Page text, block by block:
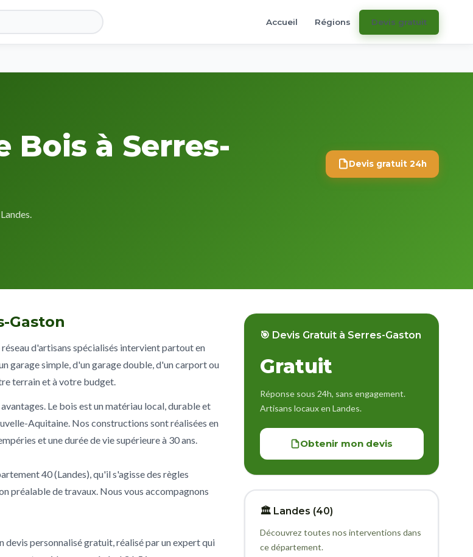
Accueil Régions Devis gratuit
Bois à Serres-
Devis gratuit 24h
Gaston
d'artisans spécialisés intervient partout en
garage simple, d'un garage double, d'un carport ou
terrain et à votre budget.
Le bois est un matériau local, durable et
Aquitaine. Nos constructions sont réalisées en
et une durée de vie supérieure à 30 ans.
40 (Landes), qu'il s'agisse des règles
préalable de travaux. Nous vous accompagnons
devis personnalisé gratuit, réalisé par un expert qui
🎯 Devis Gratuit à Serres-Gaston
Gratuit
Réponse sous 24h, sans engagement.
Artisans locaux en Landes.
Obtenir mon devis
🏛️ Landes (40)
Découvrez toutes nos interventions dans
ce département.